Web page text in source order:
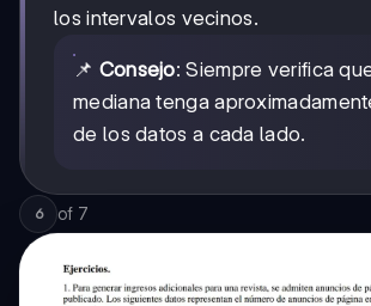
los intervalos vecinos.
📌 Consejo: Siempre verifica
mediana tenga
de los datos a cada lado.
6 of 7